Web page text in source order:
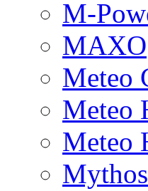
M-
MAXO
Meteo
Meteo
Meteo
Mythos